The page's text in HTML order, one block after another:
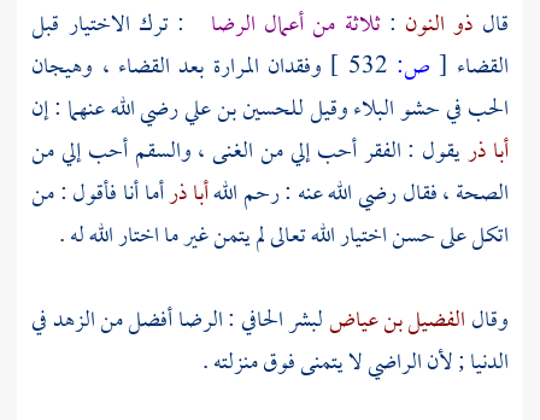
قال ذو النون :ثلاثة من أعمال الرضا
: ترك الاختيار قبل
القضاء [ ص:
وفقدان المرارة بعد القضاء ، وهيجان
الحب في حشو البلاء وقيلللحسين بن عليرضي الله عنهما : إن
أبا ذريقول : الفقر أحب إلي من الغنى ، والسقم أحب إلي من
الصحة ، فقال رضي الله عنه : رحم اللهأبا ذرأما أنا فأقول : من
اتكل على حسن اختيار الله تعالى لم يتمن غير ما اختار الله له .
وقالالفضيل بن عياضلبشر الحافي: الرضا أفضل من الزهد في
الدنيا ; لأن الراضي لا يتمنى فوق منزلته .